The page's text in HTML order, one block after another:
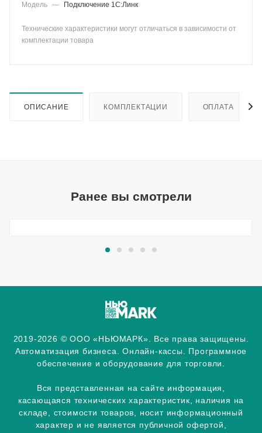
Модель — Подключение 1С:Линк
Технические характеристики могут отличаться в зависимости от
комплектации товара
ОПИСАНИЕ КОМПЛЕКТАЦИИ ОПЛАТА
Ранее вы смотрели
2019-2026 © ООО «НЬЮМАРК». Все права защищены.
Автоматизация бизнеса. Онлайн-кассы. Программное
обеспечение и оборудование для торговли.
Вся представленная на сайте информация,
касающаяся технических характеристик, наличия на
складе, стоимости товаров, носит информационный
характер и не является публичной офертой,